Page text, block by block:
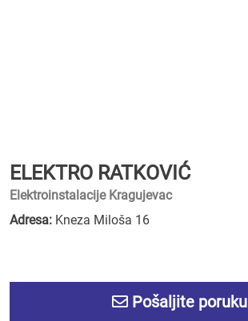
ELEKTRO RATKOVIĆ
Elektroinstalacije Kragujevac
Adresa: Kneza Miloša 16
Pošaljite poruku